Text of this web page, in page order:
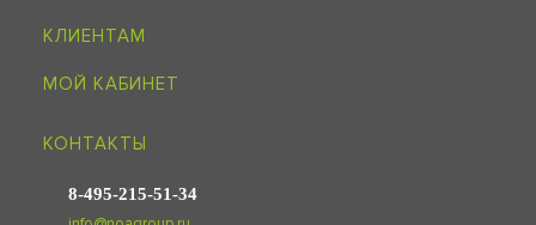
КЛИЕНТАМ
МОЙ КАБИНЕТ
КОНТАКТЫ
8-495-215-51-34